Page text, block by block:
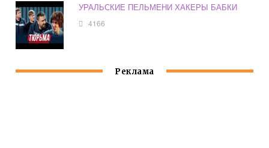
УРАЛЬСКИЕ ПЕЛЬМЕНИ ХАКЕРЫ БАБКИ
4166
Реклама